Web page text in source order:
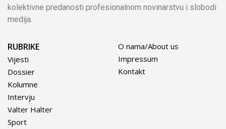
kolektivne predanosti profesionalnom novinarstvu i slobodi
medija.
RUBRIKE
Vijesti
Dossier
Kolumne
Intervju
Valter Halter
Sport
O nama/About us
Impressum
Kontakt